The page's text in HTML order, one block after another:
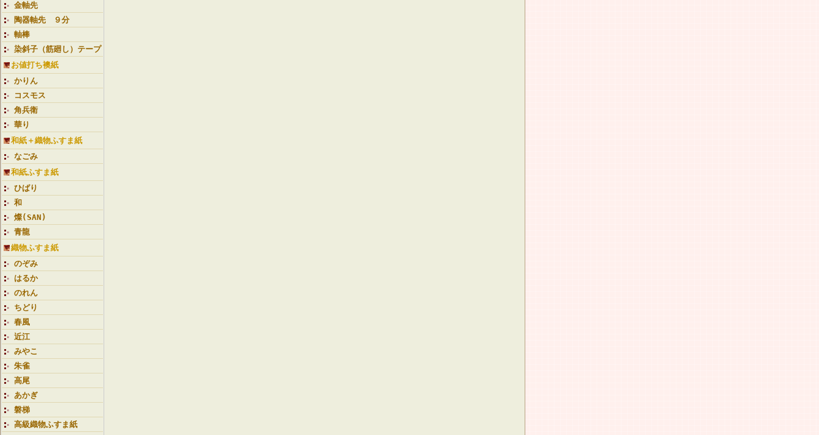
金軸先
陶器軸先 ９分
軸棒
染斜子（筋廻し）テープ
お値打ち襖紙
かりん
コスモス
角兵衛
華り
和紙＋織物ふすま紙
なごみ
和紙ふすま紙
ひばり
和
燦(SAN)
青龍
織物ふすま紙
のぞみ
はるか
のれん
ちどり
春風
近江
みやこ
朱雀
高尾
あかぎ
磐梯
高級織物ふすま紙